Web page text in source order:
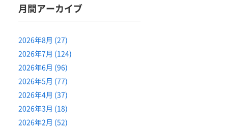
月間アーカイブ
2026年8月 (27)
2026年7月 (124)
2026年6月 (96)
2026年5月 (77)
2026年4月 (37)
2026年3月 (18)
2026年2月 (52)